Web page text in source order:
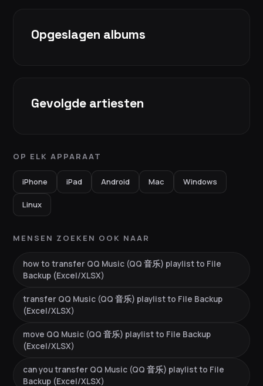
Opgeslagen albums
Gevolgde artiesten
OP ELK APPARAAT
iPhone iPad Android Mac Windows
Linux
MENSEN ZOEKEN OOK NAAR
how to transfer QQ Music (QQ 音乐) playlist to File
Backup (Excel/XLSX)
transfer QQ Music (QQ 音乐) playlist to File Backup
(Excel/XLSX)
move QQ Music (QQ 音乐) playlist to File Backup
(Excel/XLSX)
can you transfer QQ Music (QQ 音乐) playlist to File
Backup (Excel/XLSX)